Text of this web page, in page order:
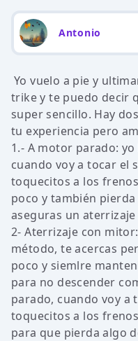
Antonio
Yo vuelo a pie y
trike y te puedo decir
super sencillo. Hay
tu experiencia pero
1.- A motor parado:
cuando voy a tocar el
toquecitos a los
poco y también
aseguras un aterrizaje
2- Aterrizaje con
método, te acercas
poco y siemlre
para no descender
parado, cuando voy a
toquecitos a los
para que pierda algo